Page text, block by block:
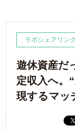
ラボシェアリン
遊休資産だ
定収入へ。
現するマッ